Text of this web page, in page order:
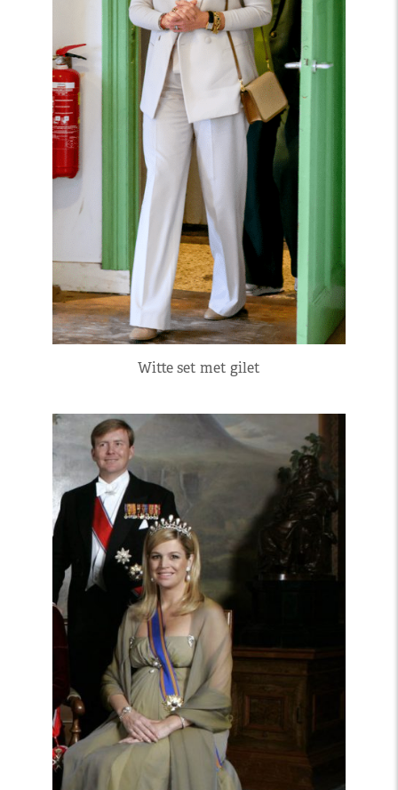
Witte set met gilet